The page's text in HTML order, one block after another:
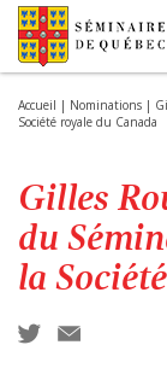
Accueil | Nominations |
Société royale du Canada
Gilles
du
la